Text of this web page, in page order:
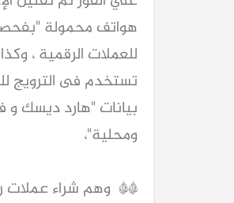
هواتف محمولة
للعملات الرقمية ،
بيانات "هارد ديسك و
ومحلية"،
** وهم شراء عملات